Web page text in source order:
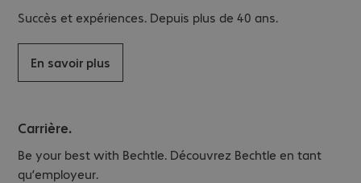
Succès et expériences. Depuis plus de 40 ans.
En savoir plus
Carrière.
Be your best with Bechtle. Découvrez Bechtle en tant
qu’employeur.